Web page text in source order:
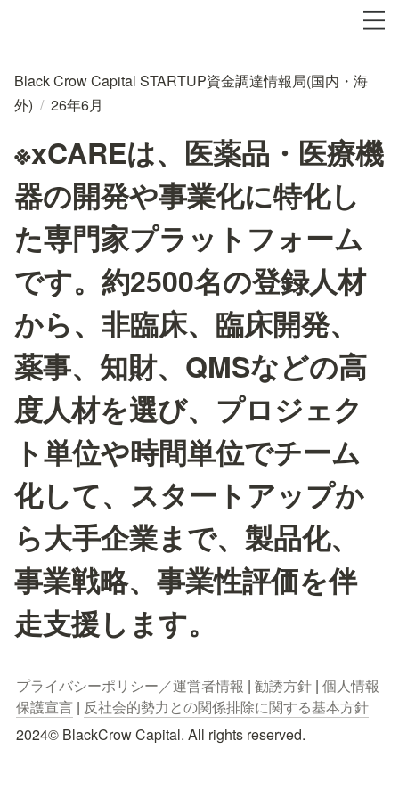
Black Crow Capital STARTUP資金調達情報局(国内・海
外) / 26年6月
※xCAREは、医薬品・医療機
器の開発や事業化に特化し
た専門家プラットフォーム
です。約2500名の登録人材
から、非臨床、臨床開発、
薬事、知財、QMSなどの高
度人材を選び、プロジェク
ト単位や時間単位でチーム
化して、スタートアップか
ら大手企業まで、製品化、
事業戦略、事業性評価を伴
走支援します。
プライバシーポリシー／運営者情報 | 勧誘方針 | 個人情報
保護宣言 | 反社会的勢力との関係排除に関する基本方針
2024© BlackCrow Capital. All rights reserved.